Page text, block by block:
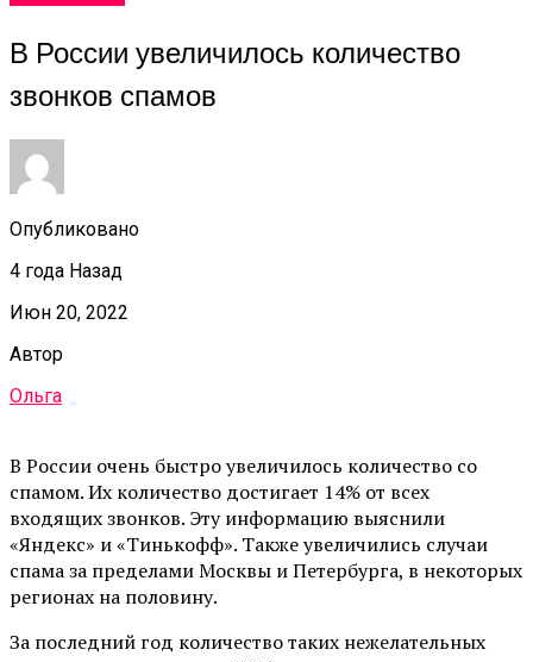
В России увеличилось количество
звонков спамов
Опубликовано
4 года Назад
Июн 20, 2022
Автор
Ольга
В России очень быстро увеличилось количество со
спамом. Их количество достигает 14% от всех
входящих звонков. Эту информацию выяснили
«Яндекс» и «Тинькофф». Также увеличились случаи
спама за пределами Москвы и Петербурга, в некоторых
регионах на половину.
За последний год количество таких нежелательных